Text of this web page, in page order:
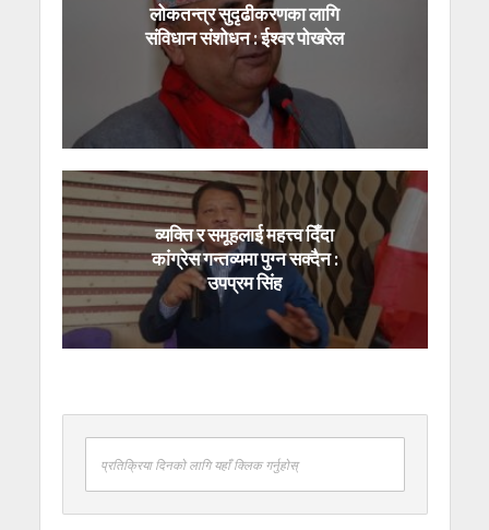
लोकतन्त्र सुदृढीकरणका लागि
संविधान संशोधन : ईश्वर पोखरेल
व्यक्ति र समूहलाई महत्त्व दिँदा
कांग्रेस गन्तव्यमा पुग्न सक्दैन :
उपप्रम सिंह
प्रतिक्रिया दिनको लागि यहाँ क्लिक गर्नुहोस्